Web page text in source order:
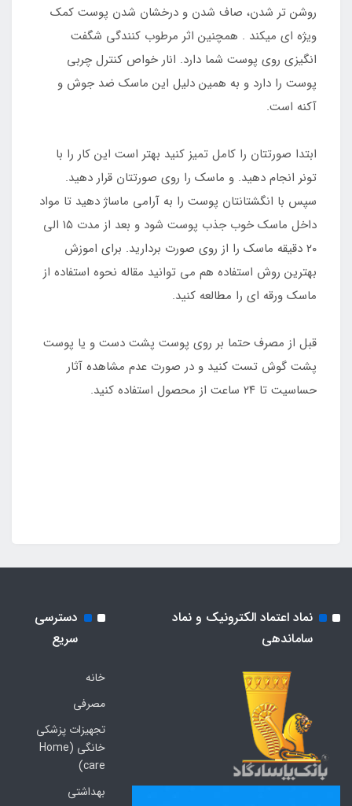
روشن تر شدن، صاف شدن و درخشان شدن پوست کمک
ویژه ای میکند . همچنین اثر مرطوب کنندگی شگفت
انگیزی روی پوست شما دارد. انار خواص کنترل چربی
پوست را دارد و به همین دلیل این ماسک ضد جوش و
آکنه است.
ابتدا صورتتان را کامل تمیز کنید بهتر است این کار را با
تونر انجام دهید. و ماسک را روی صورتتان قرار دهید.
سپس با انگشتانتان پوست را به آرامی ماساژ دهید تا مواد
داخل ماسک خوب جذب پوست شود و بعد از مدت ۱۵ الی
۲۰ دقیقه ماسک را از روی صورت بردارید. برای اموزش
بهترین روش استفاده هم می توانید مقاله نحوه استفاده از
ماسک ورقه ای را مطالعه کنید.
قبل از مصرف حتما بر روی پوست پشت دست و یا پوست
پشت گوش تست کنید و در صورت عدم مشاهده آثار
حساسیت تا ۲۴ ساعت از محصول استفاده کنید.
نماد اعتماد الکترونیک و نماد
ساماندهی
دسترسی
سریع
خانه
مصرفی
تجهیزات پزشکی
خانگی (Home
care)
بهداشتی